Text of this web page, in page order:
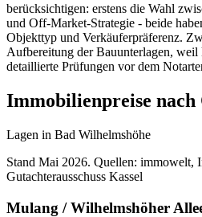
berücksichtigen: erstens die Wahl
und Off-Market-Strategie - beide
Objekttyp und Verkäuferpräferenz.
Aufbereitung der Bauunterlagen, weil
detaillierte Prüfungen vor dem
Immobilienpreise
Lagen in Bad Wilhelmshöhe
Stand Mai 2026. Quellen: immowelt,
Gutachterausschuss Kassel
Mulang / Wilhelmshöher